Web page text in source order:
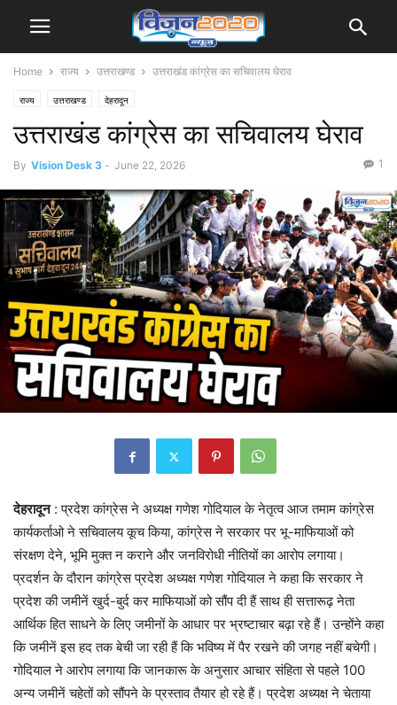
Home राज्य उत्तराखण्ड उत्तराखंड कांग्रेस का सचिवालय घेराव
राज्य उत्तराखण्ड देहरादून
उत्तराखंड कांग्रेस का सचिवालय घेराव
By Vision Desk 3 - June 22, 2026 1
देहरादून: प्रदेश कांग्रेस ने अध्यक्ष गणेश गोदियाल के नेतृत्व आज तमाम कांग्रेस
कार्यकर्ताओ ने सचिवालय कूच किया, कांग्रेस ने सरकार पर भू-माफियाओं को
संरक्षण देने, भूमि मुक्त न कराने और जनविरोधी नीतियों का आरोप लगाया।
प्रदर्शन के दौरान कांग्रेस प्रदेश अध्यक्ष गणेश गोदियाल ने कहा कि सरकार ने
प्रदेश की जमीनें खुर्द-बुर्द कर माफियाओं को सौंप दी हैं साथ ही सत्तारूढ़ नेता
आर्थिक हित साधने के लिए जमीनों के आधार पर भ्रष्टाचार बढ़ा रहे हैं। उन्होंने कहा
कि जमीनें इस हद तक बेची जा रही हैं कि भविष्य में पैर रखने की जगह नहीं बचेगी।
गोदियाल ने आरोप लगाया कि जानकारू के अनुसार आचार संहिता से पहले 100
अन्य जमीनें चहेतों को सौंपने के प्रस्ताव तैयार हो रहे हैं। प्रदेश अध्यक्ष ने चेताया